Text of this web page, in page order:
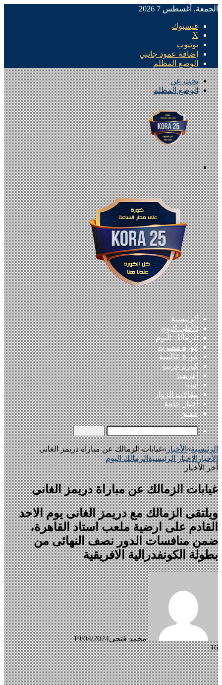
الجمعة, أغسطس 7 2026
فيسبوك
X
يوتيوب
إضافة عمود جانبي
الوضع المظلم
بحث عن
الوضع المظلم
الرئيسية
الأهلي اليوم
الزمالك اليوم
كورة مصرية
كورة عالمية
كورة عربية
إفريقيا
آسيا
مقالات الزوار
أخبار عامة
فيديو
الرئيسية»الأخبار»غيابات الزمالك عن مباراة دريمز الغانى
الأخبارالاخبار الرئيسيةالزمالك اليوم
أخر الأخبار
غيابات الزمالك عن مباراة دريمز الغانى
ويلتقى الزمالك مع دريمز الغانى يوم الاحد
القادم على ارضية ملعب استاد القاهرة،
ضمن منافسات الدور نصف النهائى من
بطولة الكونفدرالية الافريقية
محمد فتحى19/04/2024
16